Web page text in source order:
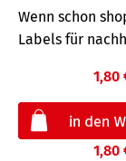
Wenn schon
Labels für
1,80
1,80